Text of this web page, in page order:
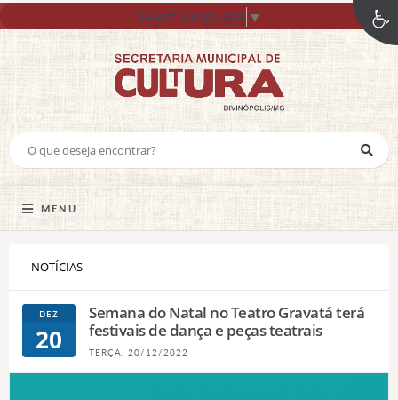
Select Language ▼
MENU
NOTÍCIAS
DEZ
20
Semana do Natal no Teatro Gravatá terá
festivais de dança e peças teatrais
TERÇA, 20/12/2022